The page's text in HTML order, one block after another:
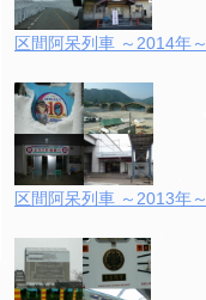
区間阿呆列車 ～2014年～
区間阿呆列車 ～2013年～